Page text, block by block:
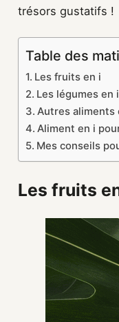
trésors gustatifs !
Table des
Les fruits en i
Les légumes en i
Autres aliments
Aliment en i
Mes conseils
Les fruits